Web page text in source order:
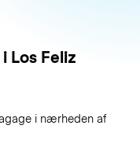
Los Feliz
i nærheden af